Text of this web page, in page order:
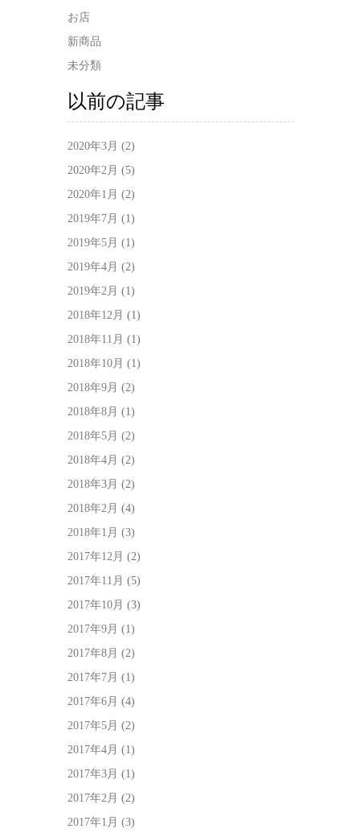
お店
新商品
未分類
以前の記事
2020年3月 (2)
2020年2月 (5)
2020年1月 (2)
2019年7月 (1)
2019年5月 (1)
2019年4月 (2)
2019年2月 (1)
2018年12月 (1)
2018年11月 (1)
2018年10月 (1)
2018年9月 (2)
2018年8月 (1)
2018年5月 (2)
2018年4月 (2)
2018年3月 (2)
2018年2月 (4)
2018年1月 (3)
2017年12月 (2)
2017年11月 (5)
2017年10月 (3)
2017年9月 (1)
2017年8月 (2)
2017年7月 (1)
2017年6月 (4)
2017年5月 (2)
2017年4月 (1)
2017年3月 (1)
2017年2月 (2)
2017年1月 (3)